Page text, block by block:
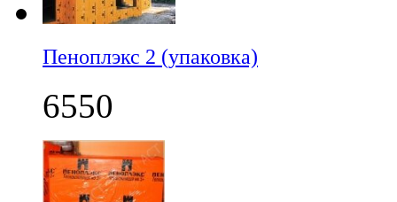
Пеноплэкс 2 (упаковка)
6550